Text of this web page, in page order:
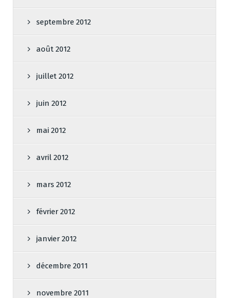
septembre 2012
août 2012
juillet 2012
juin 2012
mai 2012
avril 2012
mars 2012
février 2012
janvier 2012
décembre 2011
novembre 2011